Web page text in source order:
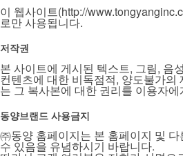
이 웹사이트(http://
로만 사용됩니다.
저작권
본 사이트에 게시된 텍스트, 그림, 음
컨텐츠에 대한 비독점적, 양도불가
는 그 복사본에 대한 권리를 이용자
동양브랜드 사용금지
㈜동양 홈페이지는 본 홈페이지 및
수 있음을 유념하시기 바랍니다.